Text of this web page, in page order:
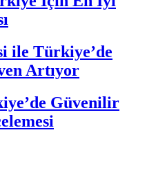
ile Türkiye’de
Artıyor
Güvenilir